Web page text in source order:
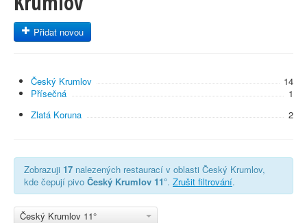
Přidat novou
Český Krumlov
14
Přísečná
1
Zlatá Koruna
2
Zobrazuji 17 nalezených restaurací v oblasti Český Krumlov,
kde čepují pivo Český Krumlov 11°. Zrušit filtrování.
Český Krumlov 11°